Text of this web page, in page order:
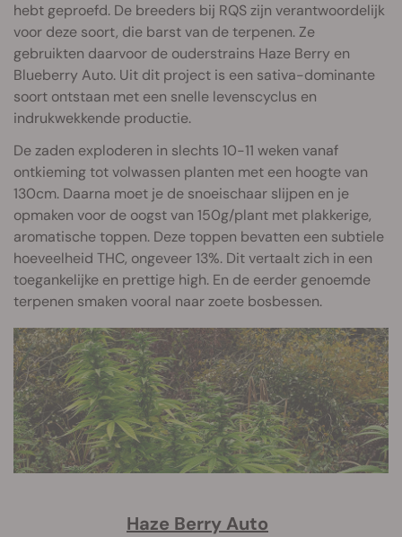
hebt geproefd. De breeders bij RQS zijn verantwoordelijk
voor deze soort, die barst van de terpenen. Ze
gebruikten daarvoor de ouderstrains Haze Berry en
Blueberry Auto. Uit dit project is een sativa-dominante
soort ontstaan met een snelle levenscyclus en
indrukwekkende productie.
De zaden exploderen in slechts 10-11 weken vanaf
ontkieming tot volwassen planten met een hoogte van
130cm. Daarna moet je de snoeischaar slijpen en je
opmaken voor de oogst van 150g/plant met plakkerige,
aromatische toppen. Deze toppen bevatten een subtiele
hoeveelheid THC, ongeveer 13%. Dit vertaalt zich in een
toegankelijke en prettige high. En de eerder genoemde
terpenen smaken vooral naar zoete bosbessen.
Haze Berry Auto